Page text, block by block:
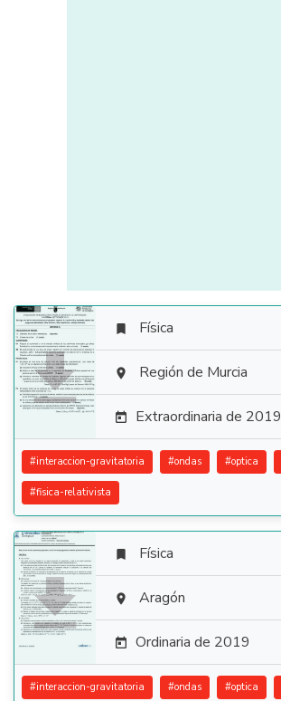

 Física
 Región de Murcia
 Extraordinaria de 2019
#interaccion-gravitatoria #ondas #optica
#fisica-relativista

 Física
 Aragón
 Ordinaria de 2019
#interaccion-gravitatoria #ondas #optica